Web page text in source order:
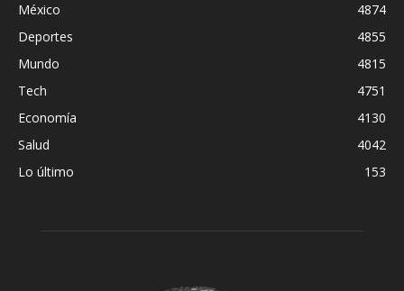
México
4874
Deportes
4855
Mundo
4815
Tech
4751
Economía
4130
Salud
4042
Lo último
153